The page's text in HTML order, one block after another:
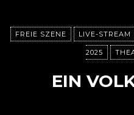
FREIE SZENE LIVE-STREAM
2025
EIN